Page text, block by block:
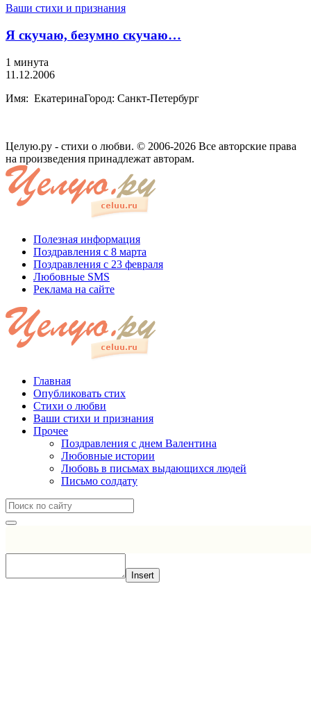
Ваши стихи и признания
Я скучаю, безумно скучаю…
1 минута
11.12.2006
Имя: ЕкатеринаГород: Санкт-Петербург
Целую.ру - стихи о любви. © 2006-2026 Все авторские права
на произведения принадлежат авторам.
Полезная информация
Поздравления с 8 марта
Поздравления с 23 февраля
Любовные SMS
Реклама на сайте
Главная
Опубликовать стих
Стихи о любви
Ваши стихи и признания
Прочее
Поздравления с днем Валентина
Любовные истории
Любовь в письмах выдающихся людей
Письмо солдату
Insert